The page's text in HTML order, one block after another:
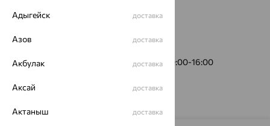
пер. Садовый, 3 (пункт выдачи)
График работы: Пн-Пт 10:00-19:00, Сб 10:00-16:00
Адыгейск доставка
Азов доставка
Акбулак доставка
Аксай доставка
Актаныш доставка